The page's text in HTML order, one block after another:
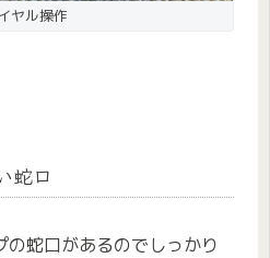
ヤル操作
蛇口
蛇口があるのでしっかり